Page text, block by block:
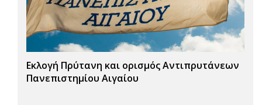
Εκλογή Πρύτανη και ορισμός Αντιπρυτάνεων
Πανεπιστημίου Αιγαίου